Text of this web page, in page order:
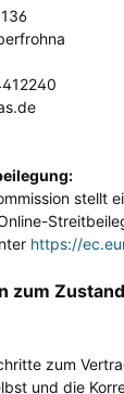
stellt
https://
zum
zum
und die